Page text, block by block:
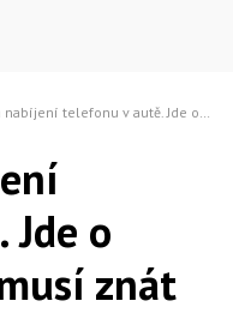
telefonu v autě. Jde o pravidlo, které musí znát každý řidič
o
znát